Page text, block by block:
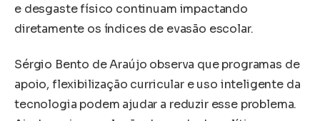
e desgaste físico continuam impactando
diretamente os índices de evasão escolar.
Sérgio Bento de Araújo observa que programas de
apoio, flexibilização curricular e uso inteligente da
tecnologia podem ajudar a reduzir esse problema.